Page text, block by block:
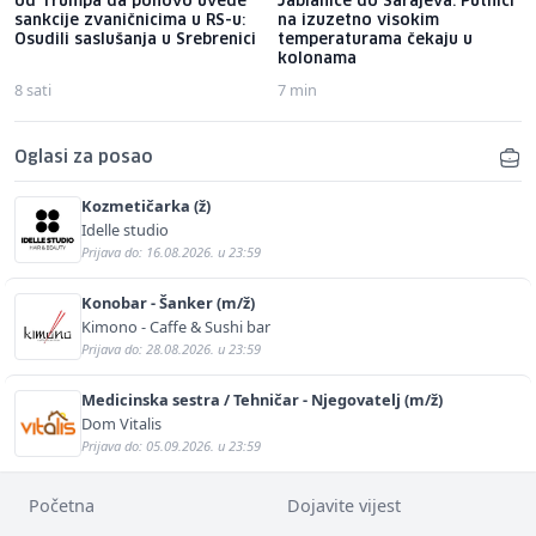
sankcije zvaničnicima u RS-u:
Osudili saslušanja u Srebrenici
8 sati
na izuzetno visokim
temperaturama čekaju u
kolonama
7 min
Oglasi za posao
Kozmetičarka (ž)
Idelle studio
Prijava do: 16.08.2026. u 23:59
Konobar - Šanker (m/ž)
Kimono - Caffe & Sushi bar
Prijava do: 28.08.2026. u 23:59
Medicinska sestra / Tehničar - Njegovatelj (m/ž)
Dom Vitalis
Prijava do: 05.09.2026. u 23:59
Početna Dojavite vijest